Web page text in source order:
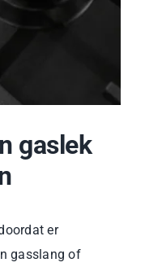
gaslek
er
gasslang of